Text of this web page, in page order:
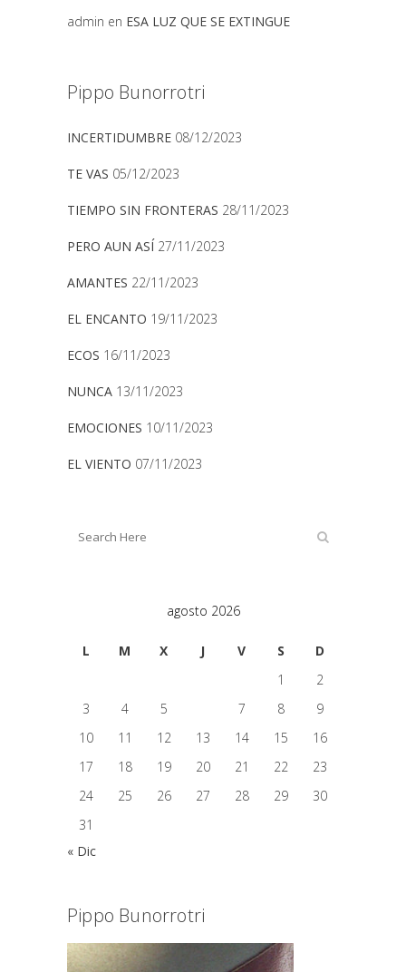
admin en ESA LUZ QUE SE EXTINGUE
Pippo Bunorrotri
INCERTIDUMBRE 08/12/2023
TE VAS 05/12/2023
TIEMPO SIN FRONTERAS 28/11/2023
PERO AUN ASÍ 27/11/2023
AMANTES 22/11/2023
EL ENCANTO 19/11/2023
ECOS 16/11/2023
NUNCA 13/11/2023
EMOCIONES 10/11/2023
EL VIENTO 07/11/2023
agosto 2026
L M X J V S
D
1
2
3
4 5 7 8
9
10
11 12 13 14 15
16
17
18 19 20 21 22
23
24
25 26 27 28 29
30
31
« Dic
Pippo Bunorrotri